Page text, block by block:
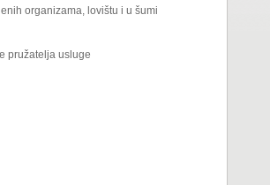
organizama, lovištu i u šumi
pružatelja usluge